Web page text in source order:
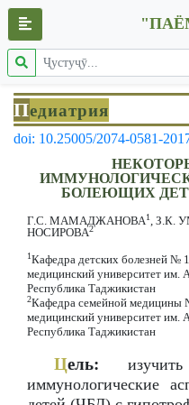
Педиатрия
doi: 10.25005/2074-0581-
БОЛЕЮЩИХ
Г.С. МАМАДЖАНОВА1, З.К.
НОСИРОВА2
1Кафедра детских болезней №
медицинский университет
Республика Таджикистан
2Кафедра семейной медицины
медицинский университет
Республика Таджикистан
Цель: изучить
иммунологические